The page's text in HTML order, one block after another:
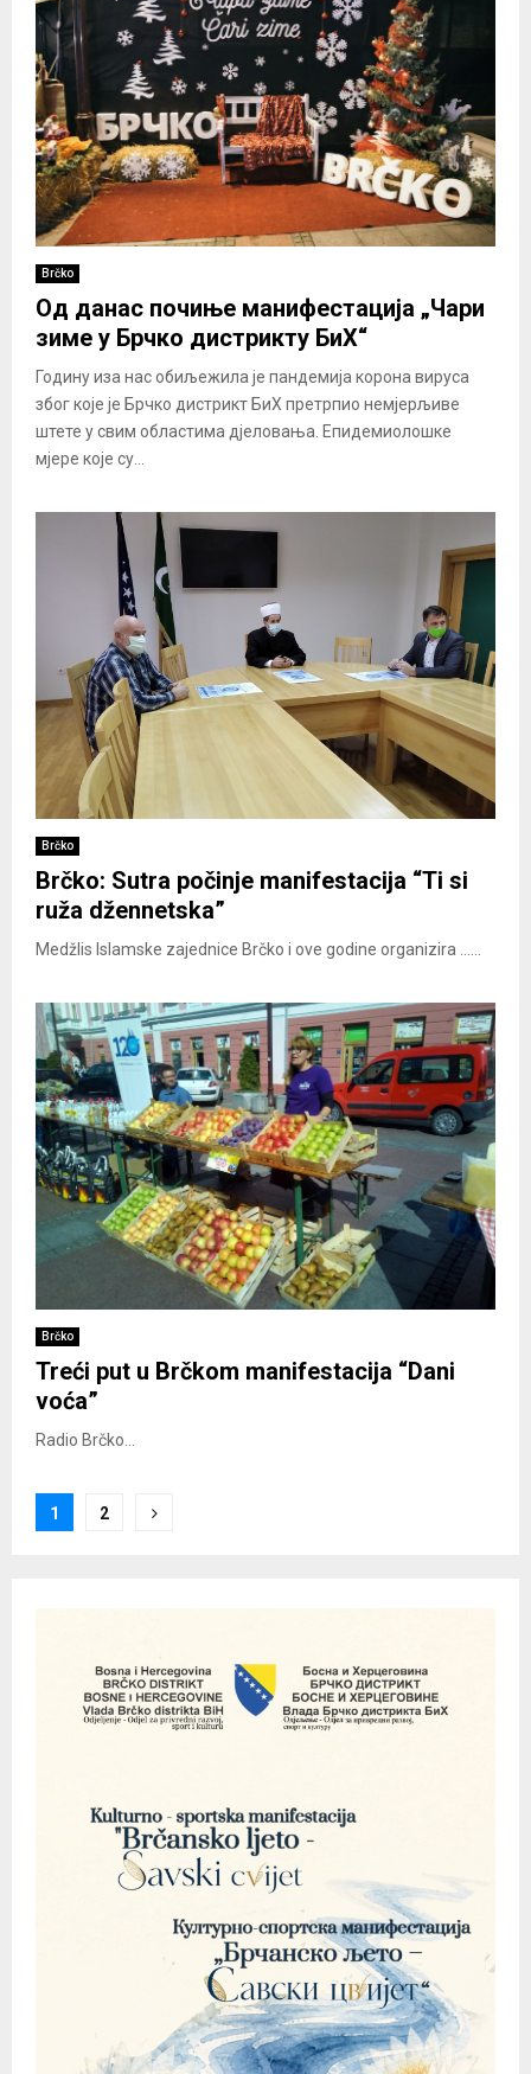
Brčko
Од данас почиње манифестација „Чари
зиме у Брчко дистрикту БиХ“
Годину иза нас обиљежила је пандемија корона вируса
због које је Брчко дистрикт БиХ претрпио немјерљиве
штете у свим областима дјеловања. Епидемиолошке
мјере које су...
Brčko
Brčko: Sutra počinje manifestacija “Ti si
ruža džennetska”
Medžlis Islamske zajednice Brčko i ove godine organizira ......
Brčko
Treći put u Brčkom manifestacija “Dani
voća”
Radio Brčko...
Posts
1 2